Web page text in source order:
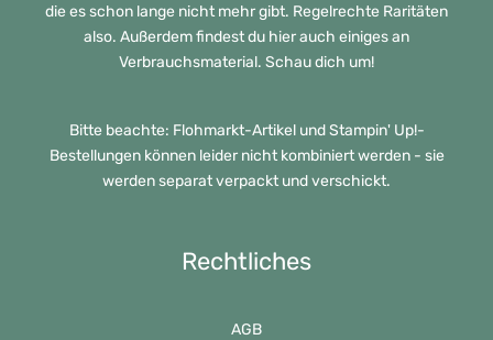
die es schon lange nicht mehr gibt. Regelrechte Raritäten
also. Außerdem findest du hier auch einiges an
Verbrauchsmaterial. Schau dich um!
Bitte beachte: Flohmarkt-Artikel und Stampin' Up!-
Bestellungen können leider nicht kombiniert werden - sie
werden separat verpackt und verschickt.
Rechtliches
AGB